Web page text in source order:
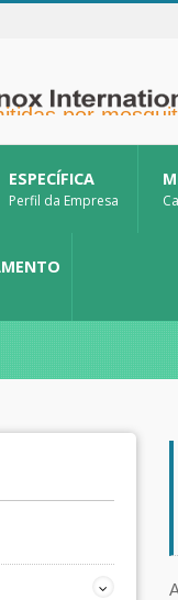
por
ESPECÍFICA
Perfil da Empresa